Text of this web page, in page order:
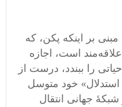
بر اینکه پکن، که
است، اجازه
را ببندد، درست از
استدلال» خود متوسل
جهانی انتقال